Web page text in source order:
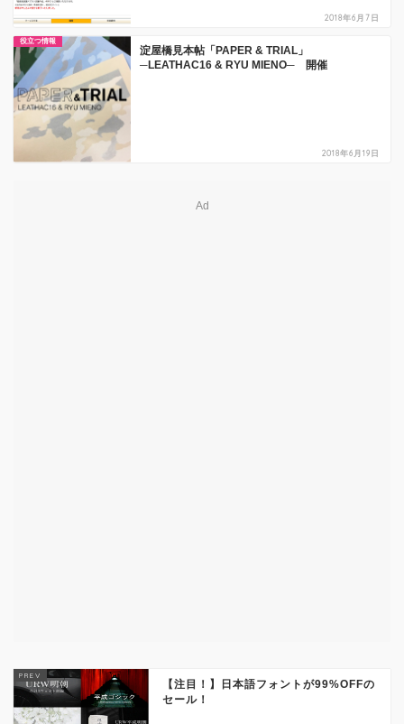
2018年6月7日
役立つ情報
淀屋橋見本帖「PAPER & TRIAL」
─LEATHAC16 & RYU MIENO─ 開催
2018年6月19日
Ad
【注目！】日本語フォントが99%OFFの
セール！